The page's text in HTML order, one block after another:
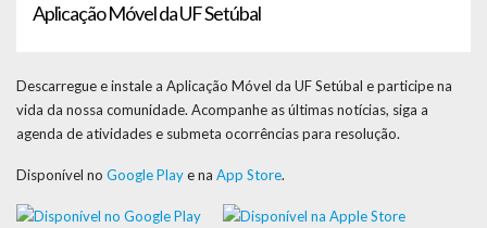
Aplicação Móvel da UF Setúbal
Descarregue e instale a Aplicação Móvel da UF Setúbal e participe na
vida da nossa comunidade. Acompanhe as últimas notícias, siga a
agenda de atividades e submeta ocorrências para resolução.
Disponível no Google Playe na App Store.